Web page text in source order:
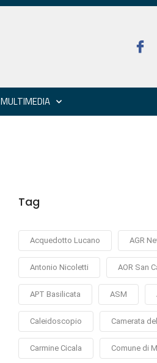
MULTIMEDIA
Tag
Acquedotto Lucano AGR
Antonio Nicoletti AOR San
APT Basilicata ASM
Caleidoscopio Camerata
Carmine Cicala Comune di